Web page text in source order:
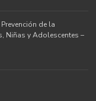
de la
Niñas y Adolescentes –